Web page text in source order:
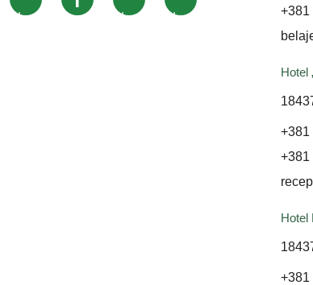
+381
Hotel
+381
+381
Hotel
+381